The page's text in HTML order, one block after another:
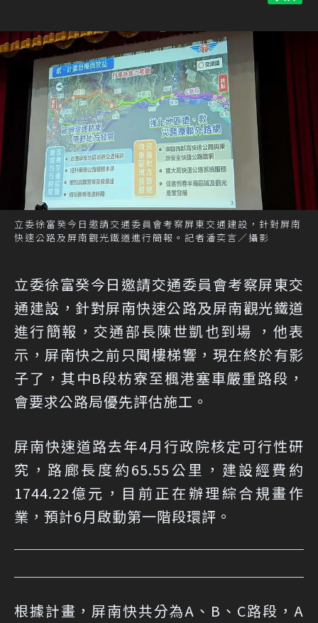
立委徐富癸今日邀請交通委員會考察屏東交通建設，針對屏南
快速公路及屏南觀光鐵道進行簡報。記者潘奕言／攝影
立委徐富癸今日邀請交通委員會考察屏東交
通建設，針對屏南快速公路及屏南觀光鐵道
進行簡報，交通部長陳世凱也到場 ，他表
示，屏南快之前只聞樓梯響，現在終於有影
子了，其中B段枋寮至楓港塞車嚴重路段，
會要求公路局優先評估施工。
屏南快速道路去年4月行政院核定可行性研
究，路廊長度約65.55公里，建設經費約
1744.22億元，目前正在辦理綜合規畫作
業，預計6月啟動第一階段環評。
根據計畫，屏南快共分為A、B、C路段，A